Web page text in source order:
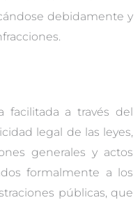
debidamente y
facilitada a través del
legal de las leyes,
generales y actos
formalmente a los
públicas, que